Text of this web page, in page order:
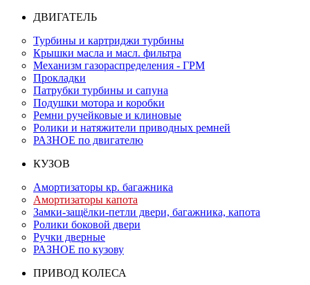
ДВИГАТЕЛЬ
Турбины и картриджи турбины
Крышки масла и масл. фильтра
Механизм газораспределения - ГРМ
Прокладки
Патрубки турбины и сапуна
Подушки мотора и коробки
Ремни ручейковые и клиновые
Ролики и натяжители приводных ремней
РАЗНОЕ по двигателю
КУЗОВ
Амортизаторы кр. багажника
Амортизаторы капота
Замки-защёлки-петли двери, багажника, капота
Ролики боковой двери
Ручки дверные
РАЗНОЕ по кузову
ПРИВОД КОЛЕСА